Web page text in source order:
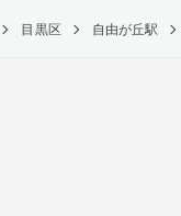
目黒区 自由が丘駅